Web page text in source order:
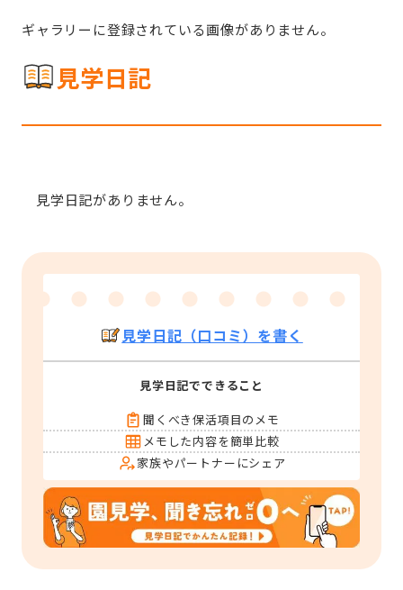
ギャラリーに登録されている画像がありません。
見学日記
見学日記がありません。
見学日記（口コミ）を書く
見学日記でできること
聞くべき保活項目のメモ
メモした内容を簡単比較
家族やパートナーにシェア